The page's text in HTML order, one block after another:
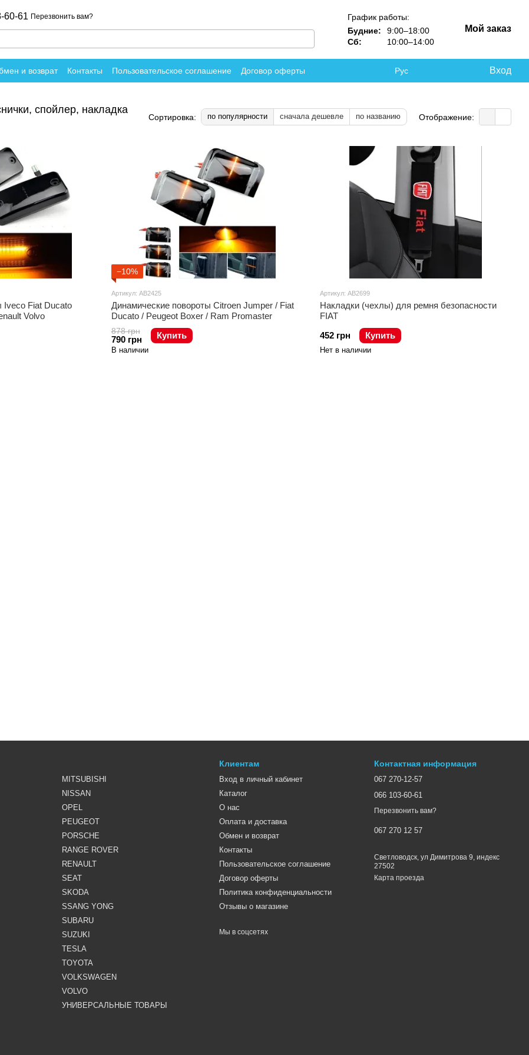
60-61 Перезвонить вам?
График работы:
Будние:
9:00–18:00
Сб:
10:00–14:00
Мой заказ
и возврат Контакты Пользовательское соглашение
Договор оферты
о магазине
Рус Вход
спойлер, накладка
Сортировка: по популярности сначала дешевле по названию Отображение:
Iveco Fiat Ducato
Volvo
−10%
Артикул: AB2425
Динамические повороты Citroen Jumper / Fiat
Ducato / Peugeot Boxer / Ram Promaster
878 грн
790 грн Купить
В наличии
Артикул: AB2699
Накладки (чехлы) для ремня безопасности
FIAT
452 грн
Купить
Нет в наличии
MITSUBISHI
NISSAN
OPEL
PEUGEOT
PORSCHE
RANGE ROVER
RENAULT
SEAT
SKODA
SSANG YONG
SUBARU
SUZUKI
TESLA
TOYOTA
VOLKSWAGEN
VOLVO
УНИВЕРСАЛЬНЫЕ ТОВАРЫ
Клиентам
Вход в личный кабинет
Каталог
О нас
Оплата и доставка
Обмен и возврат
Контакты
Пользовательское соглашение
Договор оферты
Политика конфиденциальности
Отзывы о магазине
Мы в соцсетях
Контактная информация
067 270-12-57
066 103-60-61
Перезвонить вам?
067 270 12 57
Светловодск, ул Димитрова 9, индекс
27502
Карта проезда